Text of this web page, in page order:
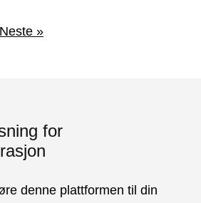
Neste »
for
denne plattformen til din